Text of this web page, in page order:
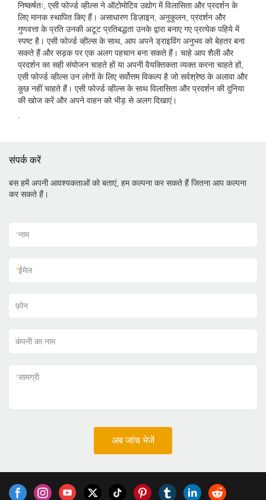
निष्कर्षतः, एसी फोर्ज्ड व्हील्स ने ऑटोमोटिव उद्योग में विलासिता और प्रदर्शन के
लिए मानक स्थापित किए हैं। असाधारण डिज़ाइन, अनुकूलन, प्रदर्शन और
गुणवत्ता के प्रति उनकी अटूट प्रतिबद्धता उनके द्वारा बनाए गए प्रत्येक पहिये में
स्पष्ट है। एसी फोर्ज्ड व्हील्स के साथ, आप अपने ड्राइविंग अनुभव को बेहतर बना
सकते हैं और सड़क पर एक अलग पहचान बना सकते हैं। चाहे आप शैली और
प्रदर्शन का सही संयोजन चाहते हों या अपनी वैयक्तिकता व्यक्त करना चाहते हों,
एसी फोर्ज्ड व्हील्स उन लोगों के लिए सर्वोत्तम विकल्प है जो सर्वश्रेष्ठ के अलावा और
कुछ नहीं चाहते हैं। एसी फोर्ज्ड व्हील्स के साथ विलासिता और प्रदर्शन की दुनिया
की खोज करें और अपने वाहन को भीड़ से अलग दिखाएं।
संपर्क करें
बस हमें अपनी आवश्यकताओं को बताएं, हम कल्पना कर सकते हैं जितना आप कल्पना
कर सकते हैं।
*नाम
*ईमेल
फ़ोन
कंपनी का नाम
*सामग्री
अब जांच भेजें